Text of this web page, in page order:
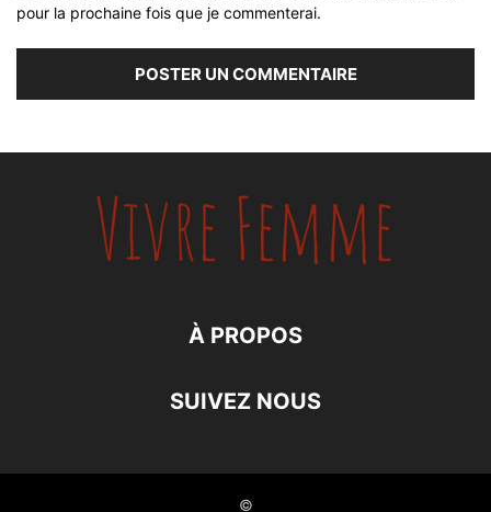
pour la prochaine fois que je commenterai.
À PROPOS
SUIVEZ NOUS
©